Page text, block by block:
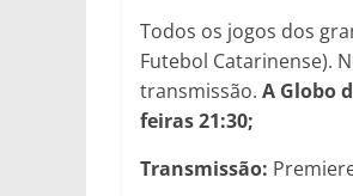
Todos os jogos dos
Futebol Catarinense).
transmissão. A Globo
feiras 21:30;
Transmissão: